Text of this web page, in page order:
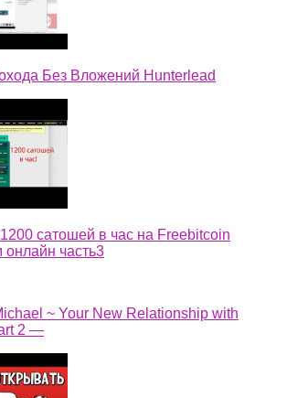
Без Вложений Hunterlead
сатошей в час на Freebitcoin
часть3
~ Your New Relationship with
2 —